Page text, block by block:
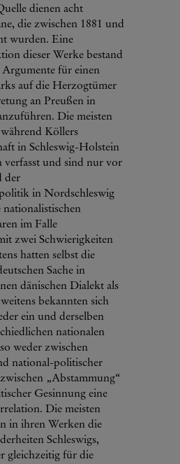
dienen acht
die zwischen 1881 und
wurden. Eine
dieser Werke bestand
für einen
auf die Herzogtümer
an Preußen in
Die meisten
Köllers
in Schleswig-Holstein
verfasst und sind nur vor
der
in Nordschleswig
nationalistischen
im Falle
zwei Schwierigkeiten
hatten selbst die
Sache in
dänischen Dialekt als
bekannten sich
ein und derselben
nationalen
weder zwischen
national-politischer
„Abstammung“
Gesinnung eine
Die meisten
in ihren Werken die
Schleswigs,
gleichzeitig für die